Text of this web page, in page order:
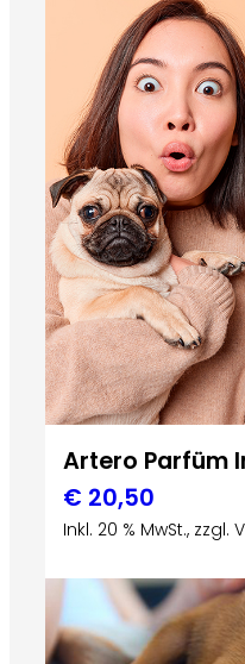
Artero Parfüm
€ 20,50
Inkl. 20 % MwSt.,